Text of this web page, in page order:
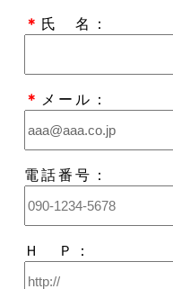
＊ 氏 名：
＊ メール：
電話番号：
Ｈ Ｐ：